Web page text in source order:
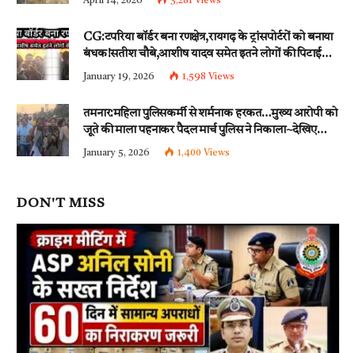
CG:टपरिया बॉर्डर बना रणक्षेत्र,रायगढ़ के ट्रांसपोर्टरों को बनाया
बंधक!सतीश चौबे,आशीष यादव समेत इतने लोगों की पिटाई…
इन धाराओं के तहत्~बंटी समेत इतने लोगों पर हुई नामजद
January 19, 2026 1,598 Views
तमनार:महिला पुलिसकर्मी से शर्मनाक हरकत…मुख्य आरोपी को
जूते की माला पहनाकर पैदल मार्च पुलिस ने निकाला~देखिए
वीडियो
January 5, 2026 1,400 Views
DON'T MISS